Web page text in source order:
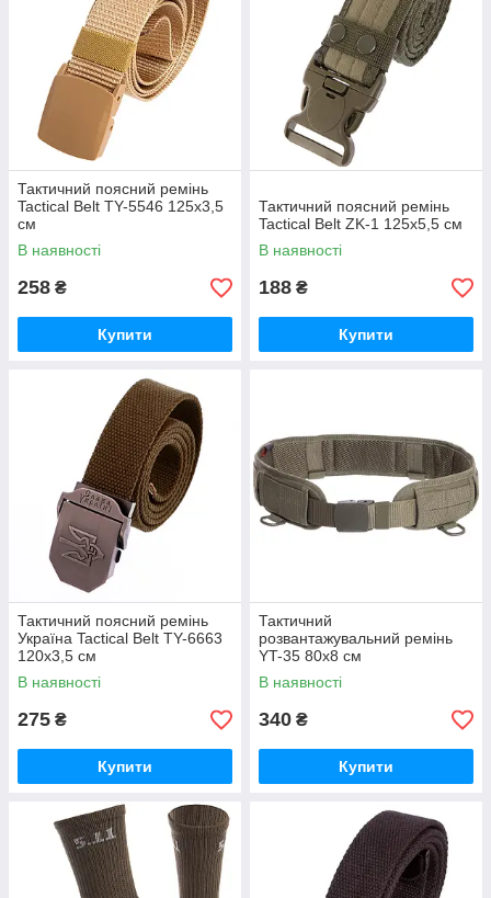
Тактичний поясний ремінь
Tactical Belt TY-5546 125x3,5
см
В наявності
258 ₴
Купити
Тактичний поясний ремінь
Tactical Belt ZK-1 125x5,5 см
В наявності
188 ₴
Купити
Тактичний поясний ремінь
Україна Tactical Belt TY-6663
120x3,5 см
В наявності
275 ₴
Купити
Тактичний
розвантажувальний ремінь
YT-35 80х8 см
В наявності
340 ₴
Купити